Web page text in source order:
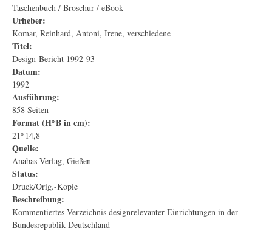
Taschenbuch / Broschur / eBook
Urheber:
Komar, Reinhard, Antoni, Irene, verschiedene
Titel:
Design-Bericht 1992-93
Datum:
1992
Ausführung:
858 Seiten
Format (H*B in cm):
21*14,8
Quelle:
Anabas Verlag, Gießen
Status:
Druck/Orig.-Kopie
Beschreibung:
Kommentiertes Verzeichnis designrelevanter Einrichtungen in der
Bundesrepublik Deutschland